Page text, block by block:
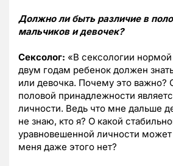
Должно ли быть различие в
мальчиков и девочек?
Сексолог: «В сексологии нормой
двум годам ребенок должен
или девочка. Почему это важно?
половой принадлежности
личности. Ведь что мне дальше
не знаю, кто я? О какой
уравновешенной личности
меня даже этого нет?